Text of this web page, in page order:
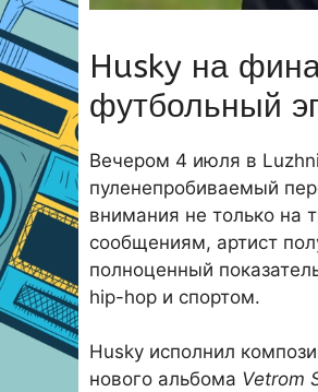
Husky на
футбольный
Вечером 4 июля в
пуленепробиваемый
внимания не только на
сообщениям, артист
полноценный
hip-hop и спортом.
Husky исполнил
нового альбома Vetrom